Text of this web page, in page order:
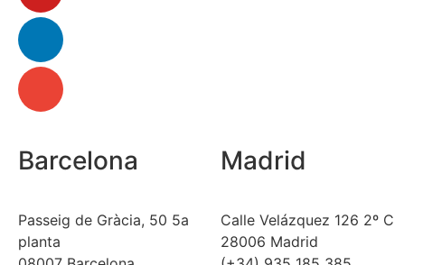
Barcelona
Passeig de Gràcia, 50 5a
planta
Madrid
Calle Velázquez 126 2º C
28006 Madrid